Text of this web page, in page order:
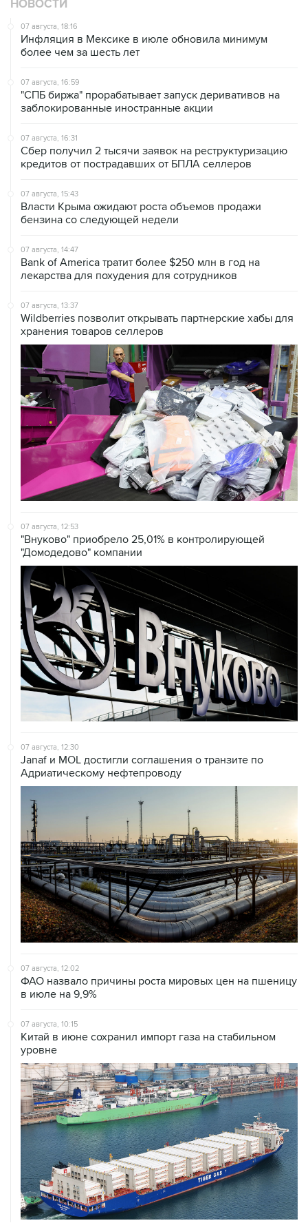
НОВОСТИ
07 августа, 18:16
Инфляция в Мексике в июле обновила минимум
более чем за шесть лет
07 августа, 16:59
"СПБ биржа" прорабатывает запуск деривативов на
заблокированные иностранные акции
07 августа, 16:31
Сбер получил 2 тысячи заявок на реструктуризацию
кредитов от пострадавших от БПЛА селлеров
07 августа, 15:43
Власти Крыма ожидают роста объемов продажи
бензина со следующей недели
07 августа, 14:47
Bank of America тратит более $250 млн в год на
лекарства для похудения для сотрудников
07 августа, 13:37
Wildberries позволит открывать партнерские хабы для
хранения товаров селлеров
07 августа, 12:53
"Внуково" приобрело 25,01% в контролирующей
"Домодедово" компании
07 августа, 12:30
Janaf и MOL достигли соглашения о транзите по
Адриатическому нефтепроводу
07 августа, 12:02
ФАО назвало причины роста мировых цен на пшеницу
в июле на 9,9%
07 августа, 10:15
Китай в июне сохранил импорт газа на стабильном
уровне